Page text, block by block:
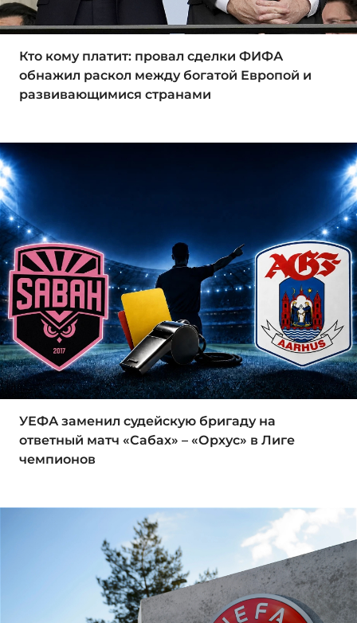
Кто кому платит: провал сделки ФИФА
обнажил раскол между богатой Европой и
развивающимися странами
УЕФА заменил судейскую бригаду на
ответный матч «Сабах» – «Орхус» в Лиге
чемпионов